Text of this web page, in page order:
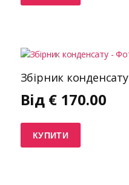
Збірник конденсату
Від € 170.00
КУПИТИ